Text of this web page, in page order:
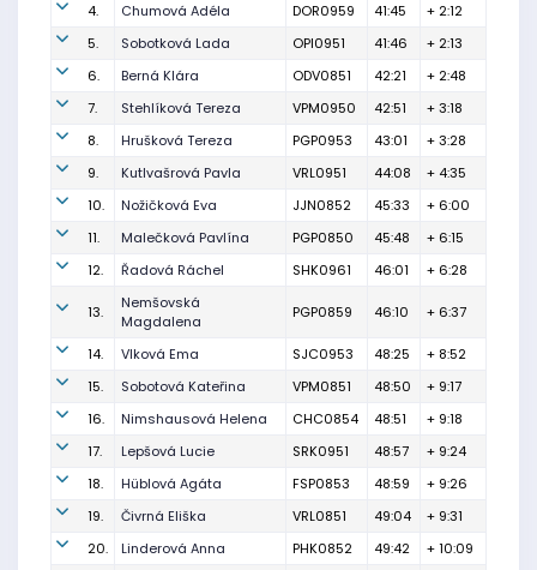
4.
Chumová Adéla DOR0959 41:45
+ 2:12
5.
Sobotková Lada OPI0951 41:46
+ 2:13
6.
Berná Klára ODV0851 42:21
+ 2:48
7.
Stehlíková Tereza VPM0950 42:51
+ 3:18
8.
Hrušková Tereza PGP0953 43:01
+ 3:28
9.
Kutlvašrová Pavla VRL0951 44:08
+ 4:35
10.
Nožičková Eva JJN0852 45:33
+ 6:00
11.
Malečková Pavlína PGP0850 45:48
+ 6:15
12.
Řadová Ráchel SHK0961 46:01 + 6:28
13.
Nemšovská
Magdalena
PGP0859 46:10 + 6:37
14. Vlková Ema SJC0953 48:25
+ 8:52
15.
Sobotová Kateřina VPM0851 48:50
+ 9:17
16.
Nimshausová Helena CHC0854 48:51
+ 9:18
17.
Lepšová Lucie SRK0951 48:57
+ 9:24
18.
Hüblová Agáta FSP0853 48:59
+ 9:26
19.
Čivrná Eliška VRL0851 49:04
+ 9:31
20.
Linderová Anna PHK0852 49:42
+ 10:09